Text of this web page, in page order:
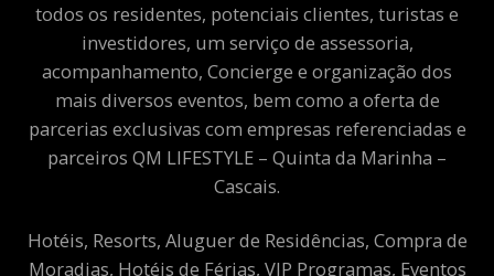
todos os residentes, potenciais clientes, turistas e
investidores, um serviço de assessoria,
acompanhamento, Concierge e organização dos
mais diversos eventos, bem como a oferta de
parcerias exclusivas com empresas referenciadas e
parceiros QM LIFESTYLE – Quinta da Marinha –
Cascais.
Hotéis, Resorts, Aluguer de Residências, Compra de
Moradias, Hotéis de Férias, VIP Programas, Eventos